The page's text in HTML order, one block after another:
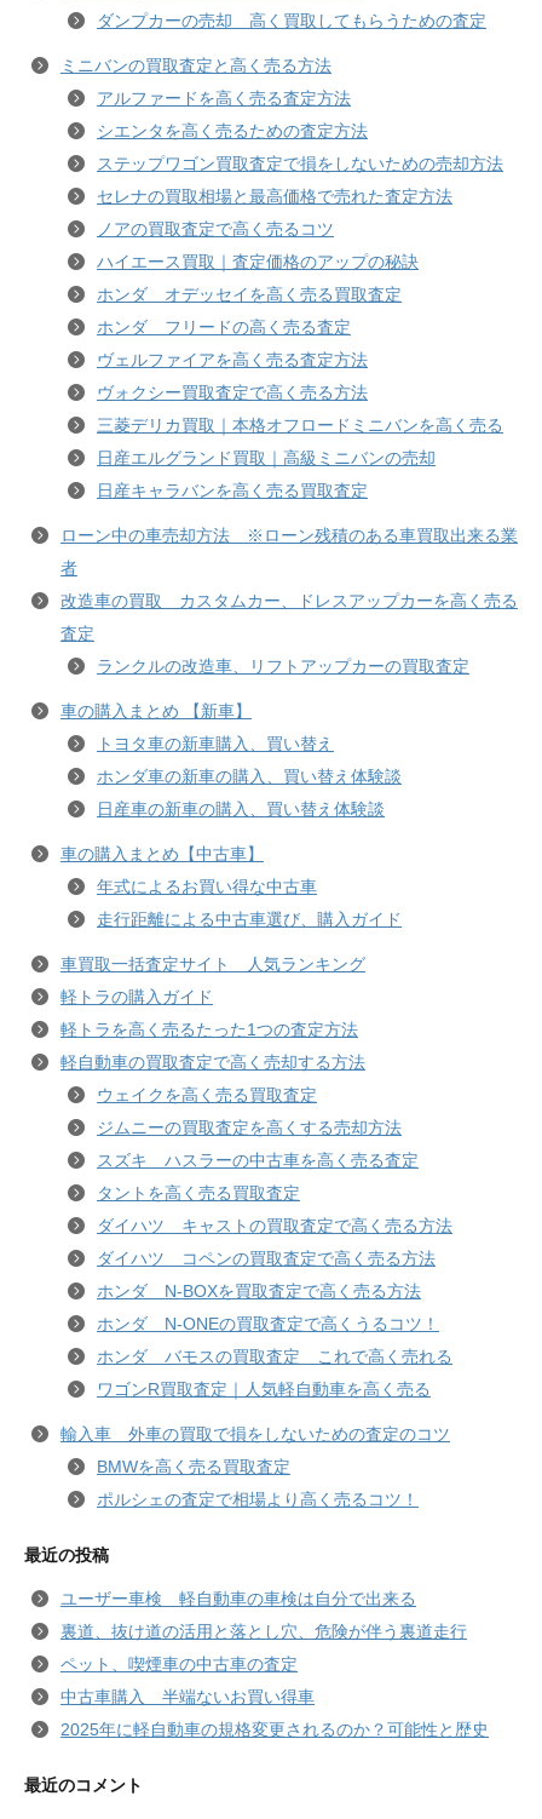
ダンプカーの売却 高く買取してもらうための査定
ミニバンの買取査定と高く売る方法
アルファードを高く売る査定方法
シエンタを高く売るための査定方法
ステップワゴン買取査定で損をしないための売却方法
セレナの買取相場と最高価格で売れた査定方法
ノアの買取査定で高く売るコツ
ハイエース買取｜査定価格のアップの秘訣
ホンダ オデッセイを高く売る買取査定
ホンダ フリードの高く売る査定
ヴェルファイアを高く売る査定方法
ヴォクシー買取査定で高く売る方法
三菱デリカ買取｜本格オフロードミニバンを高く売る
日産エルグランド買取｜高級ミニバンの売却
日産キャラバンを高く売る買取査定
ローン中の車売却方法 ※ローン残積のある車買取出来る業
者
改造車の買取 カスタムカー、ドレスアップカーを高く売る
査定
ランクルの改造車、リフトアップカーの買取査定
車の購入まとめ 【新車】
トヨタ車の新車購入、買い替え
ホンダ車の新車の購入、買い替え体験談
日産車の新車の購入、買い替え体験談
車の購入まとめ【中古車】
年式によるお買い得な中古車
走行距離による中古車選び、購入ガイド
車買取一括査定サイト 人気ランキング
軽トラの購入ガイド
軽トラを高く売るたった1つの査定方法
軽自動車の買取査定で高く売却する方法
ウェイクを高く売る買取査定
ジムニーの買取査定を高くする売却方法
スズキ ハスラーの中古車を高く売る査定
タントを高く売る買取査定
ダイハツ キャストの買取査定で高く売る方法
ダイハツ コペンの買取査定で高く売る方法
ホンダ N-BOXを買取査定で高く売る方法
ホンダ N-ONEの買取査定で高くうるコツ！
ホンダ バモスの買取査定 これで高く売れる
ワゴンR買取査定｜人気軽自動車を高く売る
輸入車 外車の買取で損をしないための査定のコツ
BMWを高く売る買取査定
ポルシェの査定で相場より高く売るコツ！
最近の投稿
ユーザー車検 軽自動車の車検は自分で出来る
裏道、抜け道の活用と落とし穴、危険が伴う裏道走行
ペット、喫煙車の中古車の査定
中古車購入 半端ないお買い得車
2025年に軽自動車の規格変更されるのか？可能性と歴史
最近のコメント